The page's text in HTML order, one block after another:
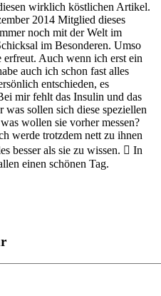
wirklich köstlichen Artikel.
2014 Mitglied dieses
noch mit der Welt im
im Besonderen. Umso
Auch wenn ich erst ein
auch ich schon fast alles
entschieden, es
mir fehlt das Insulin und das
sollen sich diese speziellen
wollen sie vorher messen?
werde trotzdem nett zu ihnen
besser als sie zu wissen.  In
einen schönen Tag.